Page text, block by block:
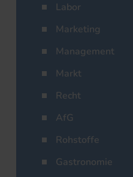
Labor
Marketing
Management
Markt
Recht
AfG
Rohstoffe
Gastronomie